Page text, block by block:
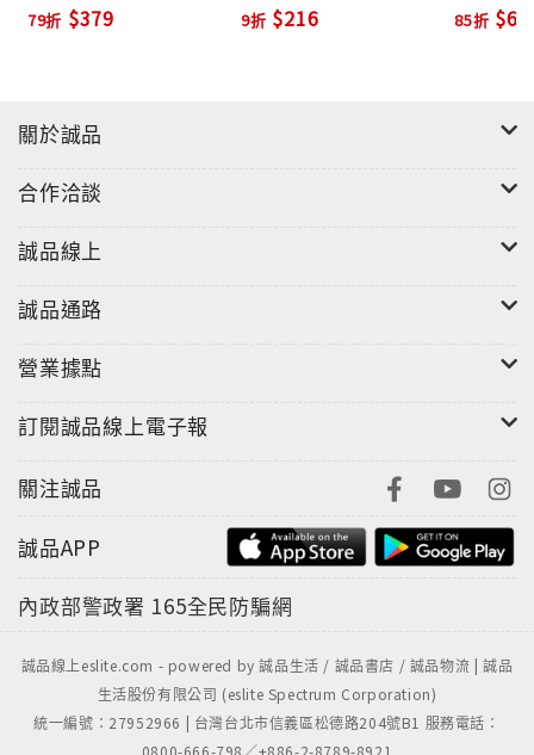
79折 $379 9折 $216 85折 $67
關於誠品
合作洽談
誠品線上
誠品通路
營業據點
訂閱誠品線上電子報
關注誠品
誠品APP
內政部警政署 165全民防騙網
誠品線上eslite.com - powered by 誠品生活 / 誠品書店 / 誠品物流 | 誠品
生活股份有限公司 (eslite Spectrum Corporation)
統一編號：27952966 | 台灣台北市信義區松德路204號B1 服務電話：